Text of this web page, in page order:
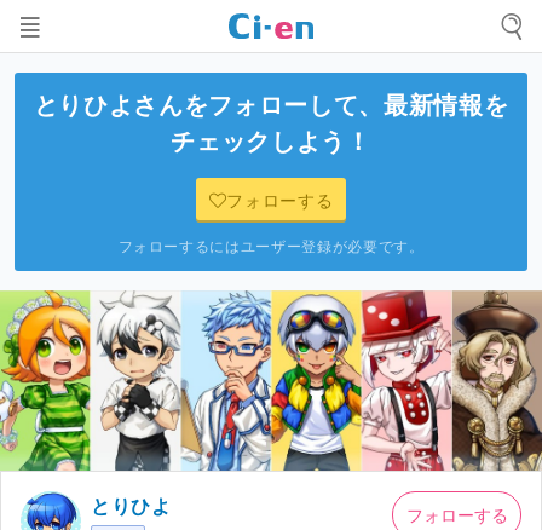
とりひよ さんをフォローして、最新情報を
チェックしよう！
フォローする
フォローするにはユーザー登録が必要です。
とりひよ フォローする